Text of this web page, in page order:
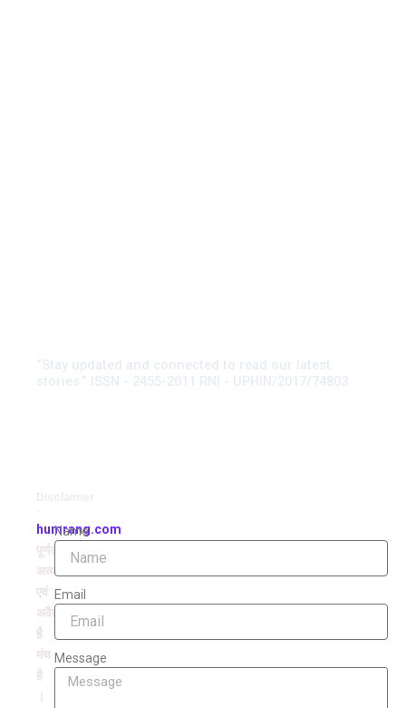
“Stay updated and connected to read our latest
stories.” ISSN - 2455-2011 RNI - UPHIN/2017/74803
humrang.com
पूर्णतः
अव्यवसायिक
एवं
अवैतनिक
है
मंच
है
Name
Email
Message